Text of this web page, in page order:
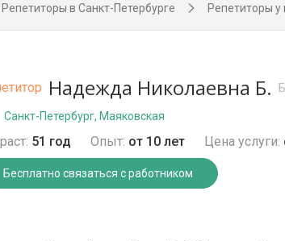
Репетиторы в Санкт-Петербурге Репетиторы
Надежда Николаевна Б.
Санкт-Петербург, Маяковская
51 год Опыт: от 10 лет Цена услуги:
Бесплатно связаться с работником